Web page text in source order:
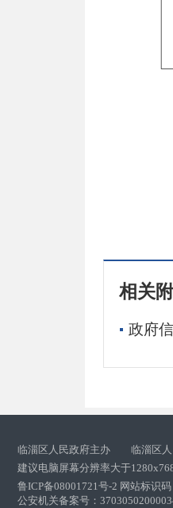
相关
政府
临淄区人民政府主办 临淄区人
建议电脑屏幕分辨率大于
鲁ICP备08001721号-2 网站标识
公安机关备案号：